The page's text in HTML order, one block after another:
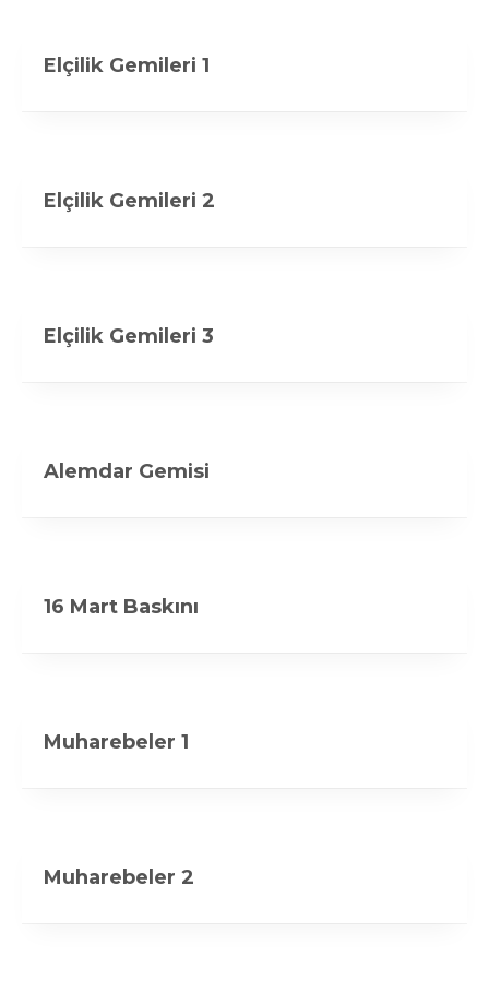
Elçilik Gemileri 1
Elçilik Gemileri 2
Elçilik Gemileri 3
Alemdar Gemisi
16 Mart Baskını
Muharebeler 1
Muharebeler 2